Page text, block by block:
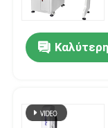
Σχετικά με εμάς
Επισκέψεις